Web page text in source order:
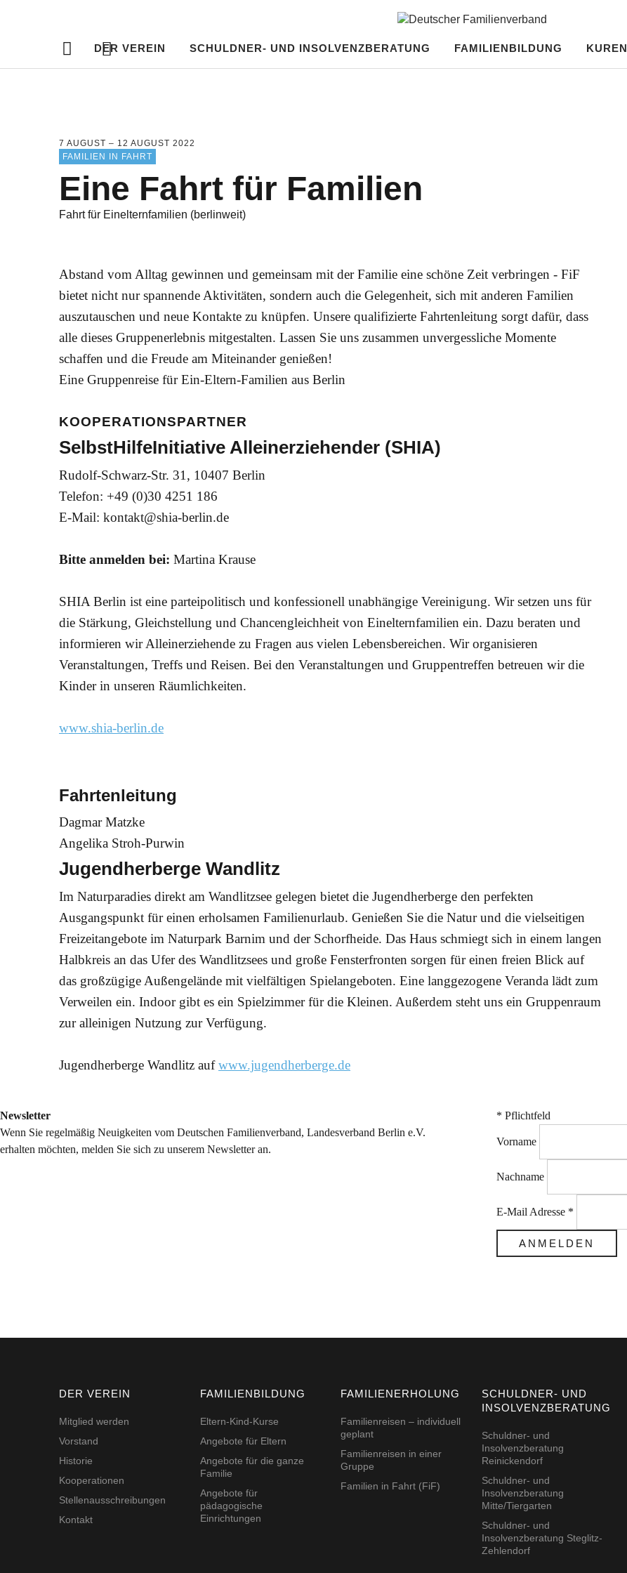
Deutscher Familienverband
DER VEREIN SCHULDNER- UND INSOLVENZBERATUNG FAMILIENBILDUNG KUREN
7 AUGUST – 12 AUGUST 2022
FAMILIEN IN FAHRT
Eine Fahrt für Familien
Fahrt für Einelternfamilien (berlinweit)
Abstand vom Alltag gewinnen und gemeinsam mit der Familie eine schöne Zeit verbringen - FiF
bietet nicht nur spannende Aktivitäten, sondern auch die Gelegenheit, sich mit anderen Familien
auszutauschen und neue Kontakte zu knüpfen. Unsere qualifizierte Fahrtenleitung sorgt dafür, dass
alle dieses Gruppenerlebnis mitgestalten. Lassen Sie uns zusammen unvergessliche Momente
schaffen und die Freude am Miteinander genießen!
Eine Gruppenreise für Ein-Eltern-Familien aus Berlin
KOOPERATIONSPARTNER
SelbstHilfeInitiative Alleinerziehender (SHIA)
Rudolf-Schwarz-Str. 31, 10407 Berlin
Telefon: +49 (0)30 4251 186
E-Mail: kontakt@shia-berlin.de
Bitte anmelden bei: Martina Krause
SHIA Berlin ist eine parteipolitisch und konfessionell unabhängige Vereinigung. Wir setzen uns für
die Stärkung, Gleichstellung und Chancengleichheit von Einelternfamilien ein. Dazu beraten und
informieren wir Alleinerziehende zu Fragen aus vielen Lebensbereichen. Wir organisieren
Veranstaltungen, Treffs und Reisen. Bei den Veranstaltungen und Gruppentreffen betreuen wir die
Kinder in unseren Räumlichkeiten.
www.shia-berlin.de
Fahrtenleitung
Dagmar Matzke
Angelika Stroh-Purwin
Jugendherberge Wandlitz
Im Naturparadies direkt am Wandlitzsee gelegen bietet die Jugendherberge den perfekten
Ausgangspunkt für einen erholsamen Familienurlaub. Genießen Sie die Natur und die vielseitigen
Freizeitangebote im Naturpark Barnim und der Schorfheide. Das Haus schmiegt sich in einem langen
Halbkreis an das Ufer des Wandlitzsees und große Fensterfronten sorgen für einen freien Blick auf
das großzügige Außengelände mit vielfältigen Spielangeboten. Eine langgezogene Veranda lädt zum
Verweilen ein. Indoor gibt es ein Spielzimmer für die Kleinen. Außerdem steht uns ein Gruppenraum
zur alleinigen Nutzung zur Verfügung.
Jugendherberge Wandlitz aufwww.jugendherberge.de
Newsletter
Wenn Sie regelmäßig Neuigkeiten vom Deutschen Familienverband, Landesverband Berlin e.V.
erhalten möchten, melden Sie sich zu unserem Newsletter an.
* Pflichtfeld
Vorname
Nachname
E-Mail Adresse *
DER VEREIN
Mitglied werden
Vorstand
Historie
Kooperationen
Stellenausschreibungen
Kontakt
FAMILIENBILDUNG
Eltern-Kind-Kurse
Angebote für Eltern
Angebote für die ganze
Familie
Angebote für
pädagogische
Einrichtungen
FAMILIENERHOLUNG
Familienreisen – individuell
geplant
Familienreisen in einer
Gruppe
Familien in Fahrt (FiF)
SCHULDNER- UND
INSOLVENZBERATUNG
Schuldner- und
Insolvenzberatung
Reinickendorf
Schuldner- und
Insolvenzberatung
Mitte/Tiergarten
Schuldner- und
Insolvenzberatung Steglitz-
Zehlendorf